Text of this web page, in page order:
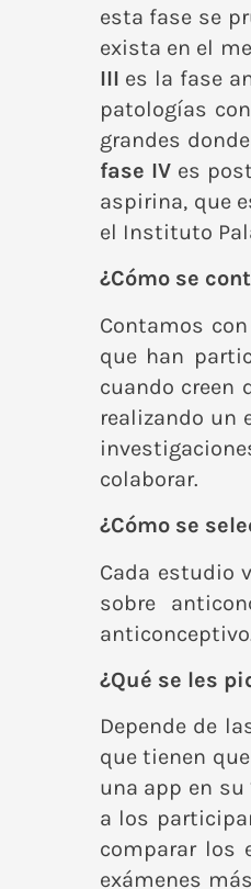
esta fase se
exista en el
III es la fase
patologías
grandes
fase IVes
aspirina, que
el Instituto
¿Cómo se
Contamos
que han
cuando creen
realizando un
colaborar.
¿Cómo se
Cada estudio
sobre
¿Qué se les
Depende de
que tienen
una app en
a los
comparar los
exámenes